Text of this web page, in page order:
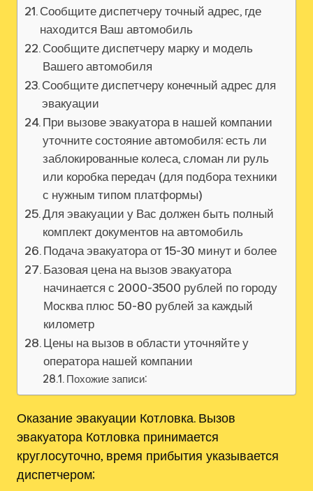
Сообщите диспетчеру точный адрес, где
находится Ваш автомобиль
Сообщите диспетчеру марку и модель
Вашего автомобиля
Сообщите диспетчеру конечный адрес для
эвакуации
При вызове эвакуатора в нашей компании
уточните состояние автомобиля: есть ли
заблокированные колеса, сломан ли руль
или коробка передач (для подбора техники
с нужным типом платформы)
Для эвакуации у Вас должен быть полный
комплект документов на автомобиль
Подача эвакуатора от 15-30 минут и более
Базовая цена на вызов эвакуатора
начинается с 2000-3500 рублей по городу
Москва плюс 50-80 рублей за каждый
километр
Цены на вызов в области уточняйте у
оператора нашей компании
Похожие записи:
Оказание эвакуации Котловка. Вызов
эвакуатора Котловка принимается
круглосуточно, время прибытия указывается
диспетчером;